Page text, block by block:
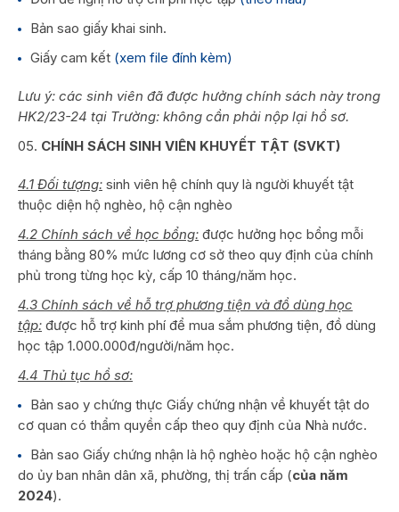
Bản sao giấy khai sinh.
Giấy cam kết (xem file đính kèm)
Lưu ý: các sinh viên đã được hưởng chính sách này trong
HK2/23-24 tại Trường: không cần phải nộp lại hồ sơ.
CHÍNH SÁCH SINH VIÊN KHUYẾT TẬT (SVKT)
4.1 Đối tượng: sinh viên hệ chính quy là người khuyết tật
thuộc diện hộ nghèo, hộ cận nghèo
4.2 Chính sách về học bổng: được hưởng học bổng mỗi
tháng bằng 80% mức lương cơ sở theo quy định của chính
phủ trong từng học kỳ, cấp 10 tháng/năm học.
4.3 Chính sách về hỗ trợ phương tiện và đồ dùng học
tập: được hỗ trợ kinh phí để mua sắm phương tiện, đồ dùng
học tập 1.000.000đ/người/năm học.
4.4 Thủ tục hồ sơ:
Bản sao y chứng thực Giấy chứng nhận về khuyết tật do
cơ quan có thẩm quyền cấp theo quy định của Nhà nước.
Bản sao Giấy chứng nhận là hộ nghèo hoặc hộ cận nghèo
do ủy ban nhân dân xã, phường, thị trấn cấp (của năm
2024).